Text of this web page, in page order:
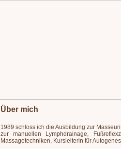
Über mich
1989 schloss ich die Ausbildung zur
zur manuellen Lymphdrainage,
Massagetechniken, Kursleiterin für